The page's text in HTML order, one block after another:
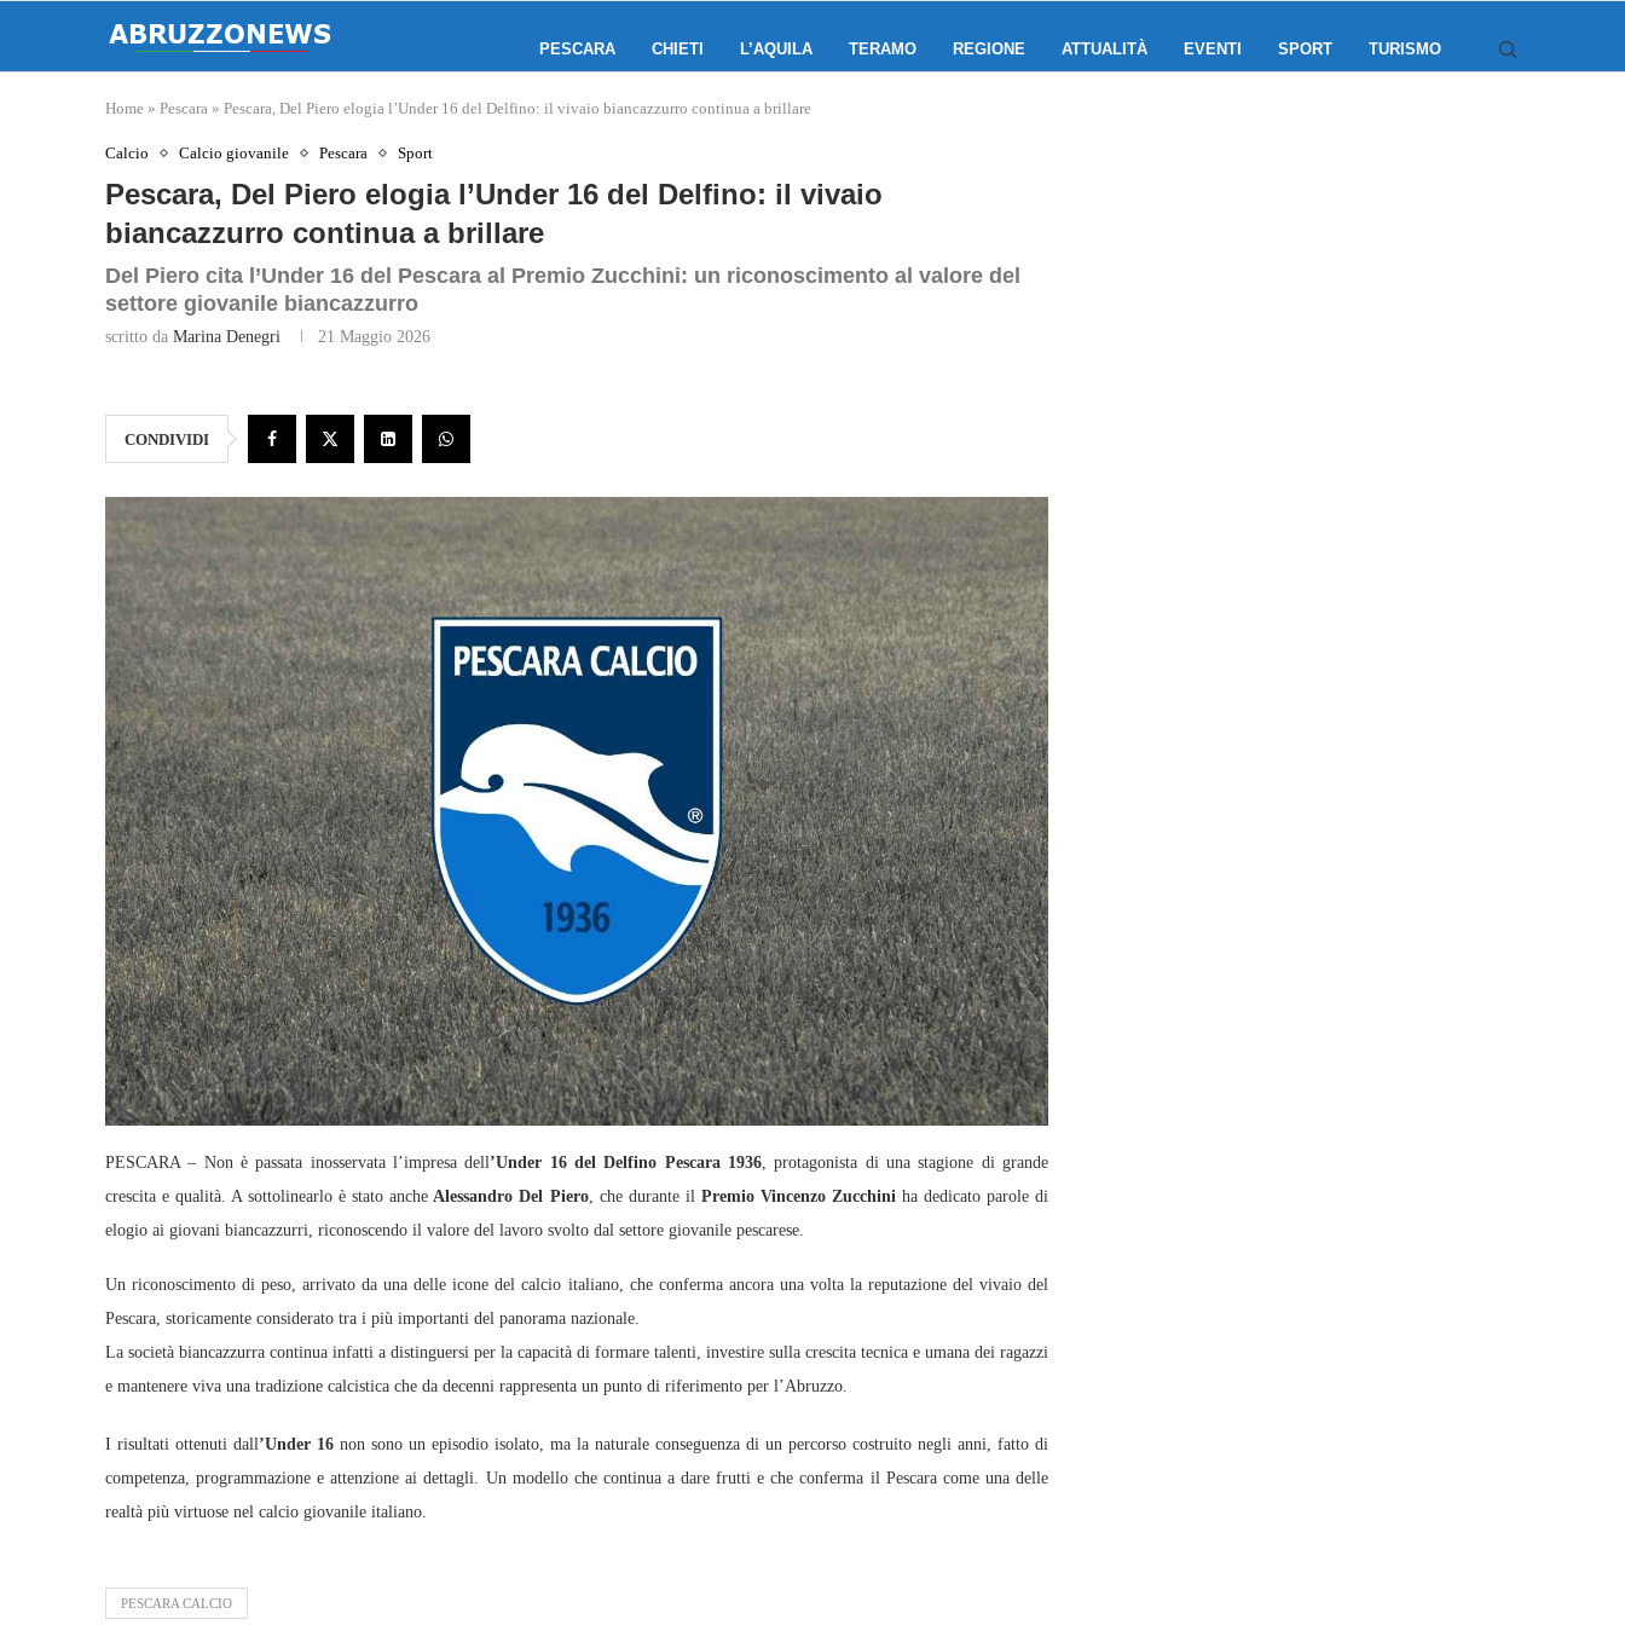
PESCARA CHIETI L’AQUILA TERAMO REGIONE ATTUALITÀ EVENTI SPORT TURISMO
Home » Pescara » Pescara, Del Piero elogia l’Under 16 del Delfino: il vivaio biancazzurro continua a brillare
Calcio Calcio giovanile Pescara Sport
Pescara, Del Piero elogia l’Under 16 del Delfino: il vivaio
biancazzurro continua a brillare
Del Piero cita l’Under 16 del Pescara al Premio Zucchini: un riconoscimento al valore del
settore giovanile biancazzurro
scritto da Marina Denegri 21 Maggio 2026
CONDIVIDI
PESCARA – Non è passata inosservata l’impresa dell ’Under 16 del Delfino Pescara 1936 , protagonista di una stagione di grande
crescita e qualità. A sottolinearlo è stato anche Alessandro Del Piero, che durante il Premio Vincenzo Zucchini ha dedicato parole di
elogio ai giovani biancazzurri, riconoscendo il valore del lavoro svolto dal settore giovanile pescarese.
Un riconoscimento di peso, arrivato da una delle icone del calcio italiano, che conferma ancora una volta la reputazione del vivaio del
Pescara, storicamente considerato tra i più importanti del panorama nazionale.
La società biancazzurra continua infatti a distinguersi per la capacità di formare talenti, investire sulla crescita tecnica e umana dei ragazzi
e mantenere viva una tradizione calcistica che da decenni rappresenta un punto di riferimento per l’Abruzzo.
I risultati ottenuti dall ’Under 16 non sono un episodio isolato, ma la naturale conseguenza di un percorso costruito negli anni, fatto di
competenza, programmazione e attenzione ai dettagli. Un modello che continua a dare frutti e che conferma il Pescara come una delle
realtà più virtuose nel calcio giovanile italiano.
PESCARA CALCIO